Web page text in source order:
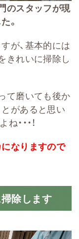
のスタッフが現
。
が、基本的には
きれいに掃除し
て磨いても後か
があると思い
・・！
なりますので
掃除します